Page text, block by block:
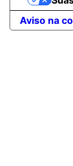
Aviso na